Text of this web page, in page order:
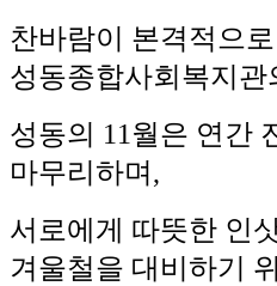
찬바람이 본격적으
성동종합사회복지
성동의 11월은 연간
마무리하며,
서로에게 따뜻한 인
겨울철을 대비하기